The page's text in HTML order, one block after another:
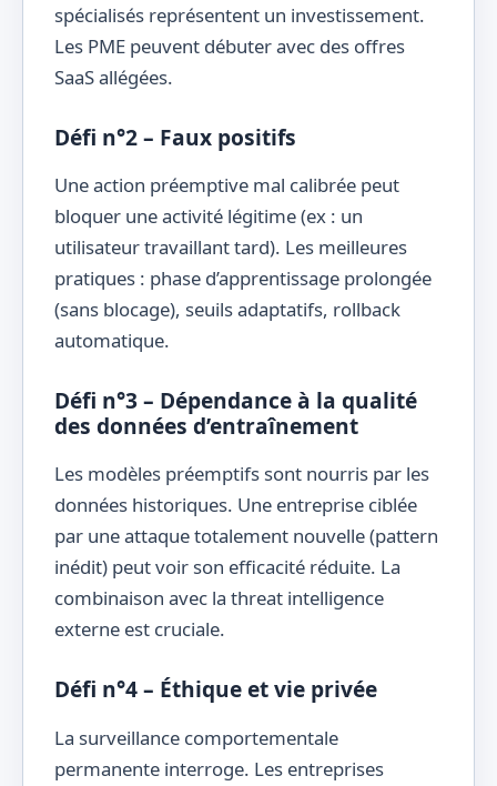
spécialisés représentent un investissement.
Les PME peuvent débuter avec des offres
SaaS allégées.
Défi n°2 – Faux positifs
Une action préemptive mal calibrée peut
bloquer une activité légitime (ex : un
utilisateur travaillant tard). Les meilleures
pratiques : phase d’apprentissage prolongée
(sans blocage), seuils adaptatifs, rollback
automatique.
Défi n°3 – Dépendance à la qualité
des données d’entraînement
Les modèles préemptifs sont nourris par les
données historiques. Une entreprise ciblée
par une attaque totalement nouvelle (pattern
inédit) peut voir son efficacité réduite. La
combinaison avec la threat intelligence
externe est cruciale.
Défi n°4 – Éthique et vie privée
La surveillance comportementale
permanente interroge. Les entreprises